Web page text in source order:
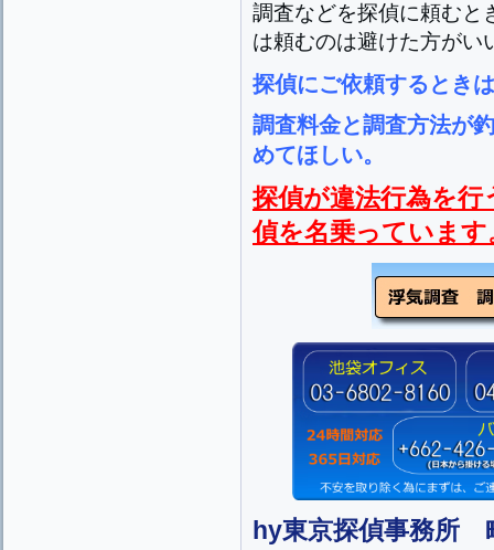
調査などを探偵に頼むと
は頼むのは避けた方がい
探偵にご依頼するとき
調査料金と調査方法が
めてほしい。
探偵が違法行為を
偵を名乗っています
hy東京探偵事務所